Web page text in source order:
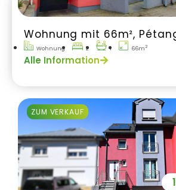
Wohnung mit 66m²,
Wohnung 2 1 66m2
Alle Information
ZUM VERKAUF